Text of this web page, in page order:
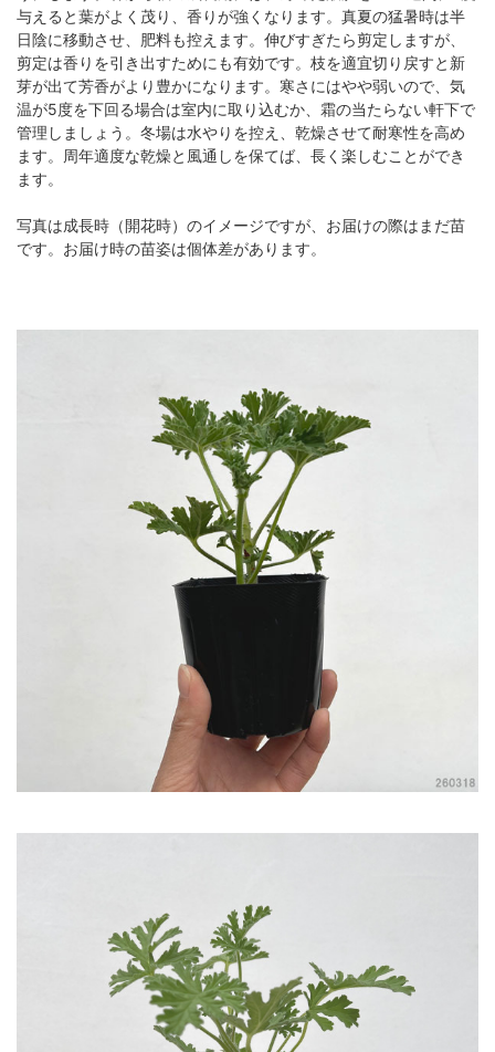
与えると葉がよく茂り、香りが強くなります。真夏の猛暑時は半
日陰に移動させ、肥料も控えます。伸びすぎたら剪定しますが、
剪定は香りを引き出すためにも有効です。枝を適宜切り戻すと新
芽が出て芳香がより豊かになります。寒さにはやや弱いので、気
温が5度を下回る場合は室内に取り込むか、霜の当たらない軒下で
管理しましょう。冬場は水やりを控え、乾燥させて耐寒性を高め
ます。周年適度な乾燥と風通しを保てば、長く楽しむことができ
ます。
写真は成長時（開花時）のイメージですが、お届けの際はまだ苗
です。お届け時の苗姿は個体差があります。